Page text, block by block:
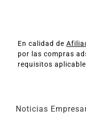
En calidad de
por las compras
requisitos
Noticias